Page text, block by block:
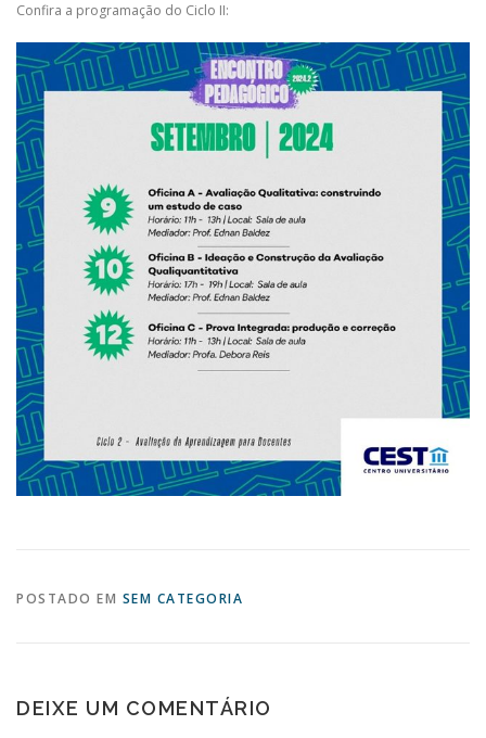
Confira a programação do Ciclo II:
POSTADO EM SEM CATEGORIA
DEIXE UM COMENTÁRIO